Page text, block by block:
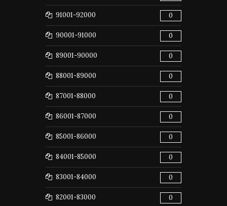
91001-92000 0
90001-91000 0
89001-90000 0
88001-89000 0
87001-88000 0
86001-87000 0
85001-86000 0
84001-85000 0
83001-84000 0
82001-83000 0